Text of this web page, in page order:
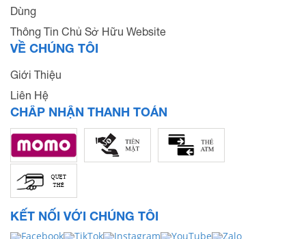
Dùng
Thông Tin Chủ Sở Hữu Website
VỀ CHÚNG TÔI
Giới Thiệu
Liên Hệ
CHẤP NHẬN THANH TOÁN
KẾT NỐI VỚI CHÚNG TÔI